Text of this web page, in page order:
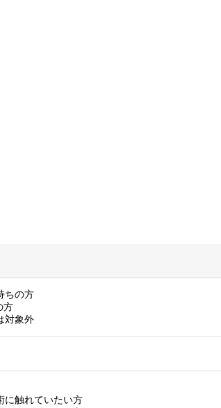
ちの方
方
対象外
に触れていたい方